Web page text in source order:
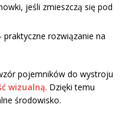
jeśli zmieszczą się pod
praktyczne rozwiązanie na
pojemników do wystroju
wizualną. Dzięki temu
środowisko.